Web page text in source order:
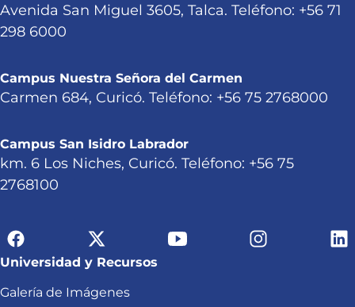
Avenida San Miguel 3605, Talca. Teléfono: +56 71
298 6000
Campus Nuestra Señora del Carmen
Carmen 684, Curicó. Teléfono: +56 75 2768000
Campus San Isidro Labrador
km. 6 Los Niches, Curicó. Teléfono: +56 75
2768100
Universidad y Recursos
Galería de Imágenes